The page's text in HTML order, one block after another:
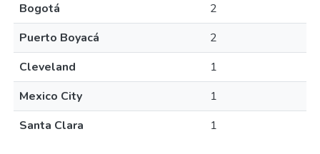
Bogotá
2
Puerto Boyacá
2
Cleveland
1
Mexico City
1
Santa Clara
1